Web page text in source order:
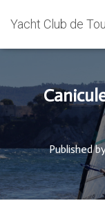
Yacht Club de
Published